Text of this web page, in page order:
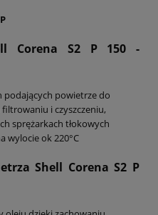
Corena S2 P 150 -
powietrze do
i czyszczeniu,
sprężarkach tłokowych
wylocie ok 220°C
Shell Corena S2 P